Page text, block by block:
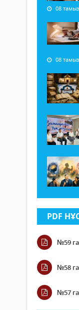
08
08
PDF
№59
№58
№57